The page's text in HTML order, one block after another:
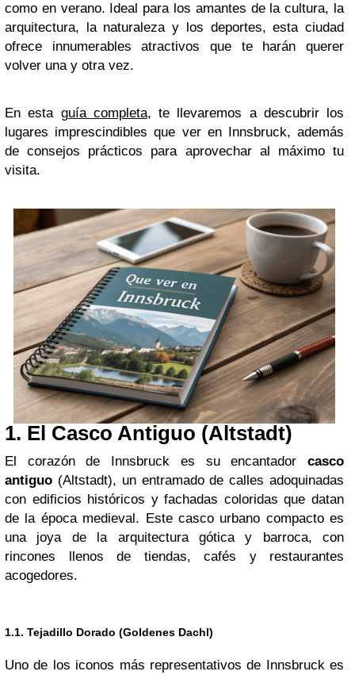
como en verano. Ideal para los amantes de la cultura, la
arquitectura, la naturaleza y los deportes, esta ciudad
ofrece innumerables atractivos que te harán querer
volver una y otra vez.
En esta guía completa, te llevaremos a descubrir los
lugares imprescindibles que ver en Innsbruck, además
de consejos prácticos para aprovechar al máximo tu
visita.
1. El Casco Antiguo (Altstadt)
El corazón de Innsbruck es su encantador casco
antiguo (Altstadt), un entramado de calles adoquinadas
con edificios históricos y fachadas coloridas que datan
de la época medieval. Este casco urbano compacto es
una joya de la arquitectura gótica y barroca, con
rincones llenos de tiendas, cafés y restaurantes
acogedores.
1.1. Tejadillo Dorado (Goldenes Dachl)
Uno de los iconos más representativos de Innsbruck es